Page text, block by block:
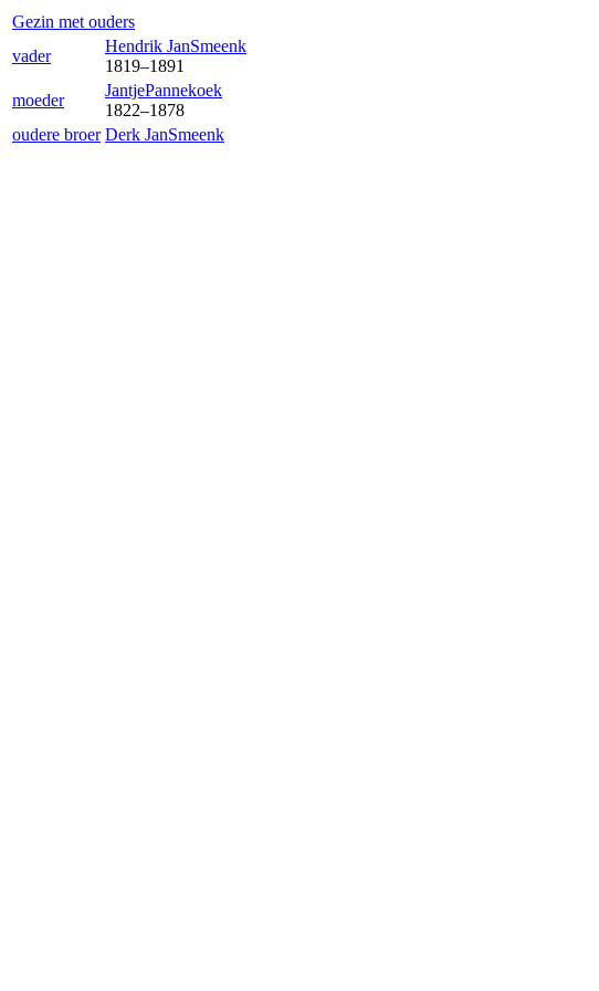
Gezin met ouders
vader
Hendrik JanSmeenk
1819–1891
moeder
JantjePannekoek
1822–1878
oudere broer Derk JanSmeenk